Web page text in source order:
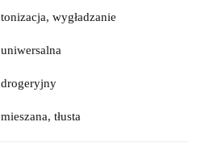
tonizacja, wygładzanie
uniwersalna
drogeryjny
mieszana, tłusta